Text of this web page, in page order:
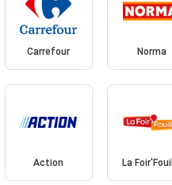
Carrefour Norma
Action La